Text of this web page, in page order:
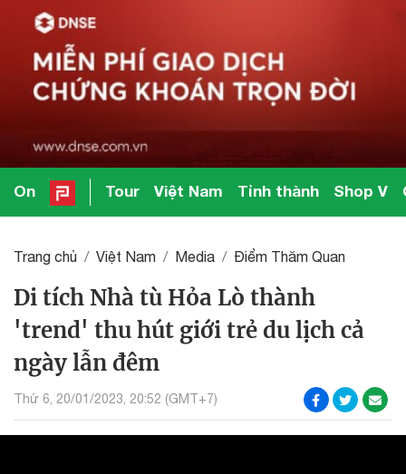
On Tour Việt Nam Tỉnh thành Shop V
Trang chủ Việt Nam Media Điểm Thăm Quan
Di tích Nhà tù Hỏa Lò thành
'trend' thu hút giới trẻ du lịch cả
ngày lẫn đêm
Thứ 6, 20/01/2023, 20:52 (GMT+7)